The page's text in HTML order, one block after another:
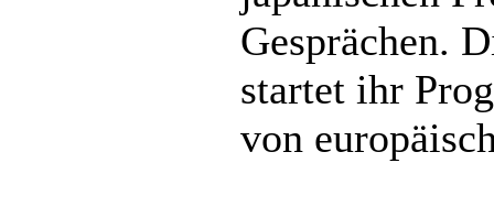
Gesprächen.
startet ihr
von